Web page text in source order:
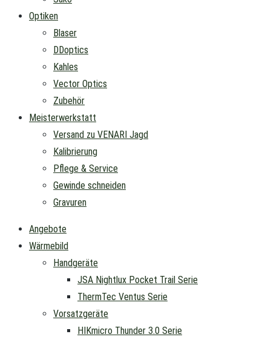
Optiken
Blaser
DDoptics
Kahles
Vector Optics
Zubehör
Meisterwerkstatt
Versand zu VENARI Jagd
Kalibrierung
Pflege & Service
Gewinde schneiden
Gravuren
Angebote
Wärmebild
Handgeräte
JSA Nightlux Pocket Trail Serie
ThermTec Ventus Serie
Vorsatzgeräte
HIKmicro Thunder 3.0 Serie